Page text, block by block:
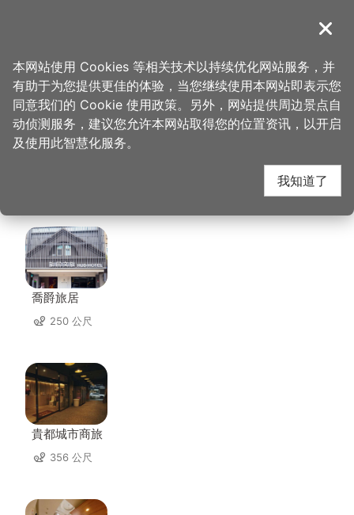
導覽
首页 > 想去的地方 > 美食、购物 > 龙情花生糖(中坜环北店)
龙情花生糖(中坜环北
店) 周边住宿
喬爵旅居
250 公尺
貴都城市商旅
356 公尺
关闭
本网站使用 Cookies 等相关技术以持续优化网站服务，并
有助于为您提供更佳的体验，当您继续使用本网站即表示您
同意我们的 Cookie 使用政策。另外，网站提供周边景点自
动侦测服务，建议您允许本网站取得您的位置资讯，以开启
及使用此智慧化服务。
我知道了